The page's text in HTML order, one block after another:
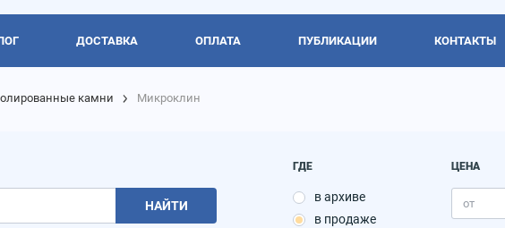
ДОСТАВКА ОПЛАТА ПУБЛИКАЦИИ КОНТАКТЫ
камни Микроклин
НАЙТИ
ГДЕ
в архиве
в продаже
ЦЕНА